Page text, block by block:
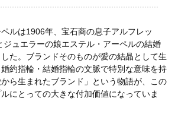
ルは1906年、宝石商の息子アルフレッ
ジュエラーの娘エステル・アーペルの結婚
た。ブランドそのものが愛の結晶として生
約指輪・結婚指輪の文脈で特別な意味を持
ら生まれたブランド」という物語が、この
にとっての大きな付加価値になっていま